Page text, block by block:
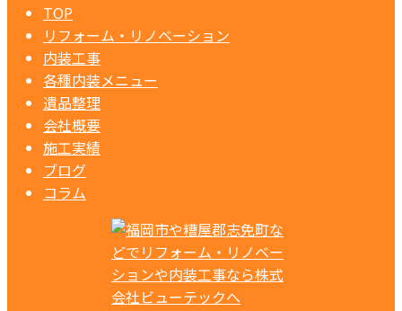
TOP
リフォーム・リノベーション
内装工事
各種内装メニュー
遺品整理
会社概要
施工実績
ブログ
コラム